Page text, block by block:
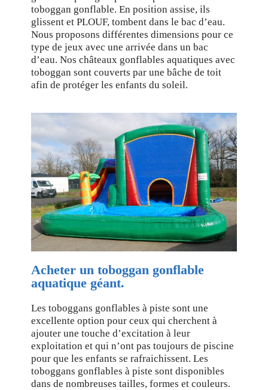
toboggan gonflable. En position assise, ils
glissent et PLOUF, tombent dans le bac d’eau.
Nous proposons différentes dimensions pour ce
type de jeux avec une arrivée dans un bac
d’eau. Nos châteaux gonflables aquatiques avec
toboggan sont couverts par une bâche de toit
afin de protéger les enfants du soleil.
Acheter un toboggan gonflable
aquatique géant.
Les toboggans gonflables à piste sont une
excellente option pour ceux qui cherchent à
ajouter une touche d’excitation à leur
exploitation et qui n’ont pas toujours de piscine
pour que les enfants se rafraichissent. Les
toboggans gonflables à piste sont disponibles
dans de nombreuses tailles, formes et couleurs.